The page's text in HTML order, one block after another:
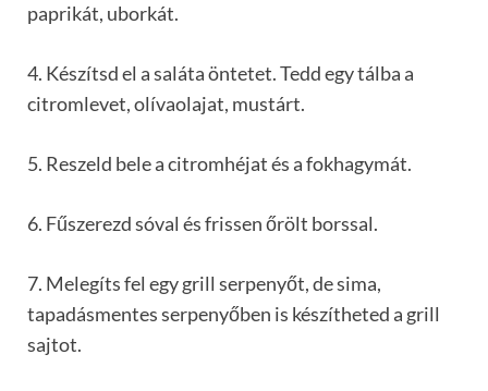
paprikát, uborkát.
4. Készítsd el a saláta öntetet. Tedd egy tálba a
citromlevet, olívaolajat, mustárt.
5. Reszeld bele a citromhéjat és a fokhagymát.
6. Fűszerezd sóval és frissen őrölt borssal.
7. Melegíts fel egy grill serpenyőt, de sima,
tapadásmentes serpenyőben is készítheted a grill
sajtot.